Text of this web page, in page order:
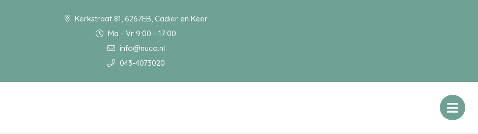
Kerkstraat 81, 6267EB, Cadier en Keer
Ma - Vr 9:00 - 17:00
info@nuco.nl
043-4073020